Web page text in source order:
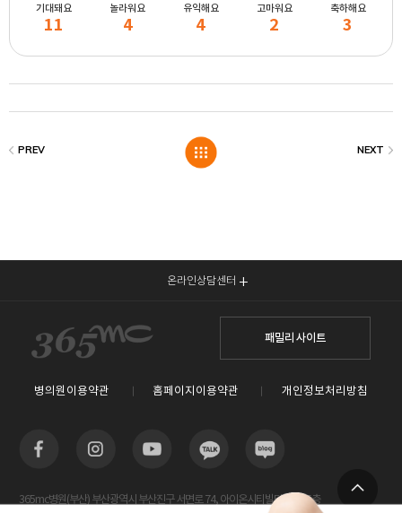
기대돼요
11
놀라워요
4
유익해요
4
고마워요
2
축하해요
3
온라인상담센터
패밀리 사이트
병의원이용약관 홈페이지이용약관 개인정보처리방침
365mc병원(부산) 부산광역시 부산진구 서면로 74, 아이온시티빌딩 13~15층